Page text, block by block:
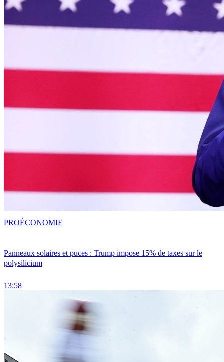
Panneaux solaires et puces : Trump impose 15% de taxes sur le
polysilicium
13:58
PROÉCONOMIE